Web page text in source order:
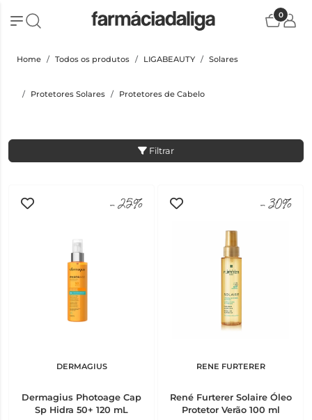
0
Home Todos os produtos LIGABEAUTY Solares
Protetores Solares Protetores de Cabelo
Filtrar
-25%
DERMAGIUS
Dermagius Photoage Cap
Sp Hidra 50+ 120 mL
-30%
RENE FURTERER
René Furterer Solaire Óleo
Protetor Verão 100 ml